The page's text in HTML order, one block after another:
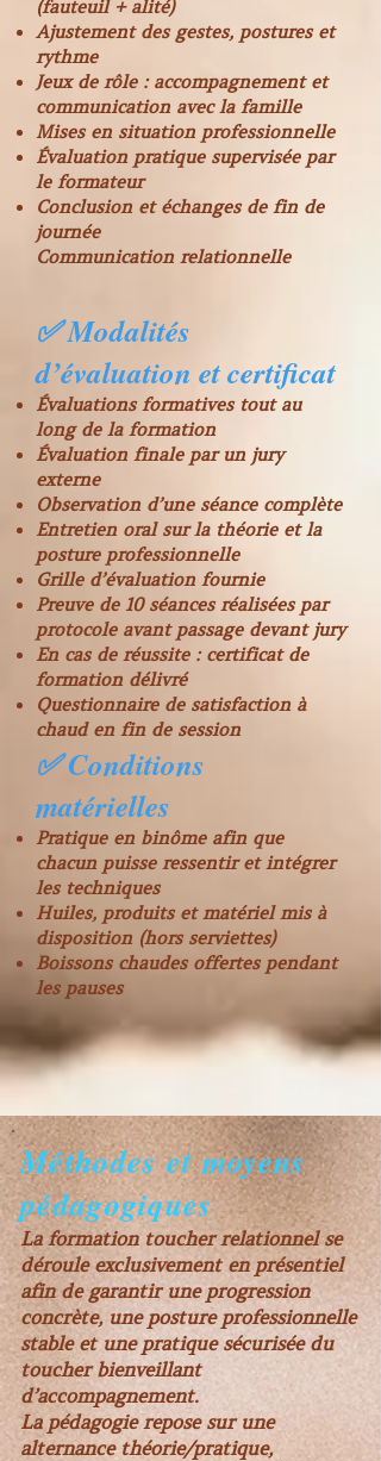
(fauteuil + alité)
Ajustement des gestes, postures et
rythme
Jeux de rôle : accompagnement et
communication avec la famille
Mises en situation professionnelle
Évaluation pratique supervisée par
le formateur
Conclusion et échanges de fin de
journée
Communication relationnelle
✅ Modalités
d’évaluation et certificat
Évaluations formatives tout au
long de la formation
Évaluation finale par un jury
externe
Observation d’une séance complète
Entretien oral sur la théorie et la
posture professionnelle
Grille d’évaluation fournie
Preuve de 10 séances réalisées par
protocole avant passage devant jury
En cas de réussite : certificat de
formation délivré
Questionnaire de satisfaction à
chaud en fin de session
✅ Conditions
matérielles
Pratique en binôme afin que
chacun puisse ressentir et intégrer
les techniques
Huiles, produits et matériel mis à
disposition (hors serviettes)
Boissons chaudes offertes pendant
les pauses
Méthodes et moyens
pédagogiques
La formation toucher relationnel se
déroule exclusivement en présentiel
afin de garantir une progression
concrète, une posture professionnelle
stable et une pratique sécurisée du
toucher bienveillant
d’accompagnement.
La pédagogie repose sur une
alternance théorie/pratique,